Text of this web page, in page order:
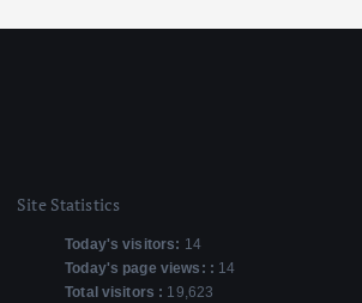
Site Statistics
Today's visitors: 14
Today's page views: : 14
Total visitors : 19,623